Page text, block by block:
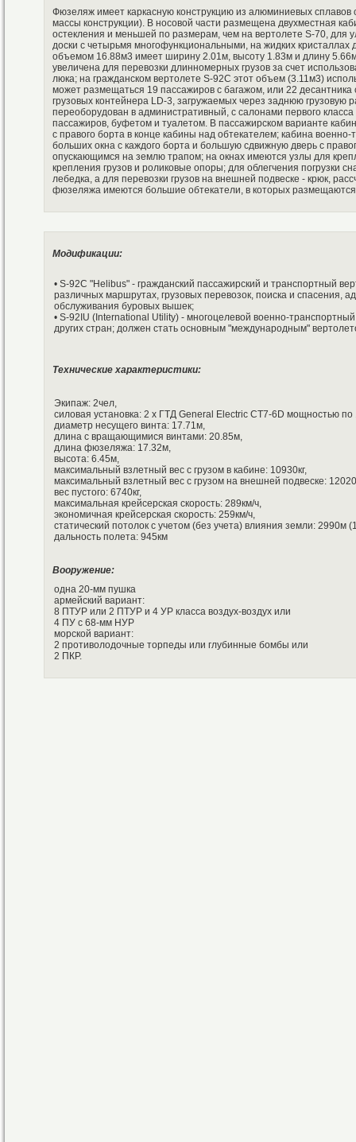
Фюзеляж имеет каркасную конструкцию из алюминиевых
массы конструкции). В носовой части размещена двухместная
остекления и меньшей по размерам, чем на вертолете S-70, для
доски с четырьмя многофункциональными, на жидких кристаллах
объемом 16.88м3 имеет ширину 2.01м, высоту 1.83м и длину
увеличена для перевозки длинномерных грузов за счет
люка; на гражданском вертолете S-92C этот объем (3.11м3)
может размещаться 19 пассажиров с багажом, или 22
грузовых контейнера LD-3, загружаемых через заднюю грузовую
переоборудован в административный, с салонами первого
пассажиров, буфетом и туалетом. В пассажирском варианте
с правого борта в конце кабины над обтекателем; кабина
больших окна с каждого борта и большую сдвижную дверь с
опускающимся на землю трапом; на окнах имеются узлы для
крепления грузов и роликовые опоры; для облегчения погрузки
лебедка, а для перевозки грузов на внешней подвеске - крюк,
фюзеляжа имеются большие обтекатели, в которых
Модификации:
• S-92C "Helibus" - гражданский пассажирский и транспортный
различных маршрутах, грузовых перевозок, поиска и спасения,
обслуживания буровых вышек;
• S-92IU (International Utility) - многоцелевой военно-
других стран; должен стать основным "международным"
Технические характеристики:
Экипаж: 2чел,
силовая установка: 2 x ГТД General Electric CT7-6D мощностью по
диаметр несущего винта: 17.71м,
длина с вращающимися винтами: 20.85м,
длина фюзеляжа: 17.32м,
высота: 6.45м,
максимальный взлетный вес с грузом в кабине: 10930кг,
максимальный взлетный вес с грузом на внешней подвеске:
вес пустого: 6740кг,
максимальная крейсерская скорость: 289км/ч,
экономичная крейсерская скорость: 259км/ч,
статический потолок с учетом (без учета) влияния земли: 2990м
дальность полета: 945км
Вооружение:
одна 20-мм пушка
армейский вариант:
8 ПТУР или 2 ПТУР и 4 УР класса воздух-воздух или
4 ПУ с 68-мм НУР
морской вариант:
2 противолодочные торпеды или глубинные бомбы или
2 ПКР.